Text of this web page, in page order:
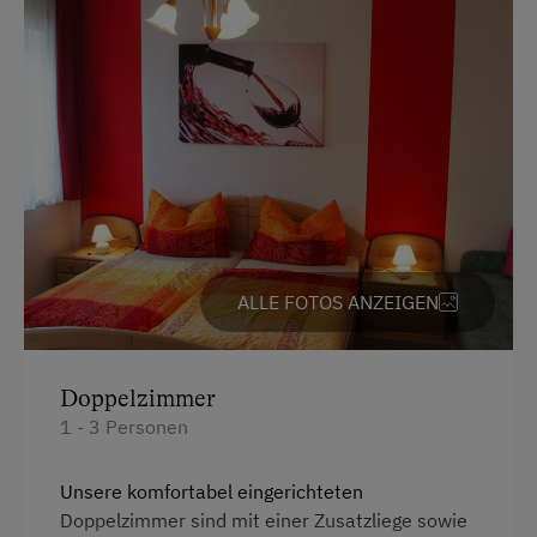
Radunterstellmöglichkeit
Ab-Hof-Verkauf
Garten/Wiese
Hofeigene Produkte
Weinverkostung
Kinder-Ausstattung
Kinder sind willkommen
Kinderspielplatz
Spielzeug
ALLE FOTOS ANZEIGEN
Doppelzimmer
1 - 3 Personen
Unsere komfortabel eingerichteten
Doppelzimmer sind mit einer Zusatzliege sowie